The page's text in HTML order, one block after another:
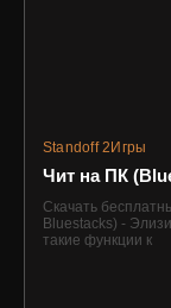
Standoff 2 Игры
Чит на ПК
Скачать
Bluestacks) -
такие функции к